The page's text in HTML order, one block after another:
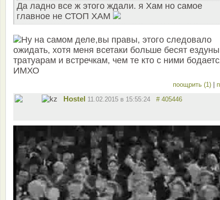
Да ладно все ж этого ждали. я Хам но самое
главное не СТОП ХАМ
Ну на самом деле,вы правы, этого следовало
ожидать, хотя меня всетаки больше бесят
тратуарам и встречкам, чем те кто с ними
ИМХО
поощрить (1) |
Hostel 11.02.2015 в 15:55:24 # 405446